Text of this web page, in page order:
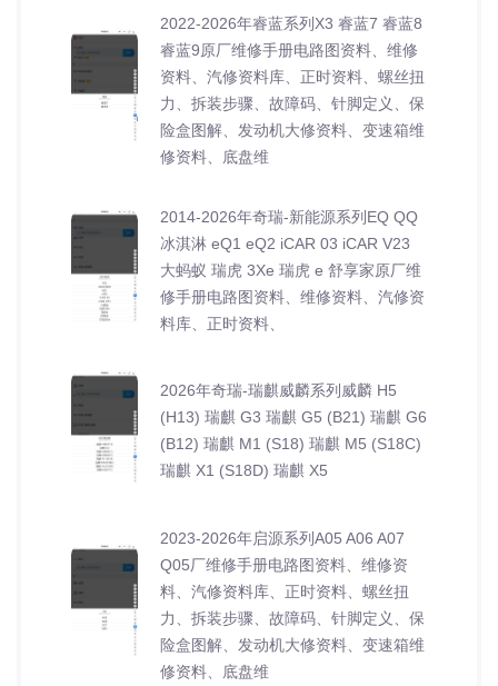
2022-2026年睿蓝系列X3 睿蓝7 睿蓝8
睿蓝9原厂维修手册电路图资料、维修
资料、汽修资料库、正时资料、螺丝扭
力、拆装步骤、故障码、针脚定义、保
险盒图解、发动机大修资料、变速箱维
修资料、底盘维
2014-2026年奇瑞-新能源系列EQ QQ
冰淇淋 eQ1 eQ2 iCAR 03 iCAR V23
大蚂蚁 瑞虎 3Xe 瑞虎 e 舒享家原厂维
修手册电路图资料、维修资料、汽修资
料库、正时资料、
2026年奇瑞-瑞麒威麟系列威麟 H5
(H13) 瑞麒 G3 瑞麒 G5 (B21) 瑞麒 G6
(B12) 瑞麒 M1 (S18) 瑞麒 M5 (S18C)
瑞麒 X1 (S18D) 瑞麒 X5
2023-2026年启源系列A05 A06 A07
Q05厂维修手册电路图资料、维修资
料、汽修资料库、正时资料、螺丝扭
力、拆装步骤、故障码、针脚定义、保
险盒图解、发动机大修资料、变速箱维
修资料、底盘维